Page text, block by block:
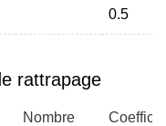
0.5
rattrapage
Nombre